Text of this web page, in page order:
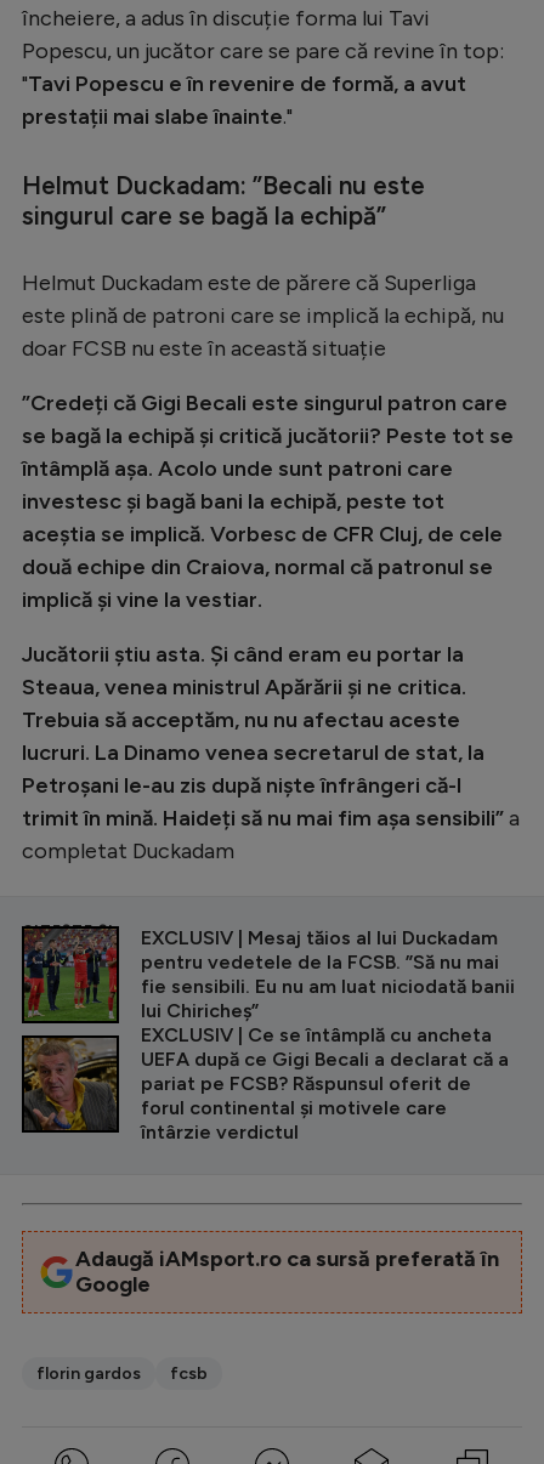
încheiere, a adus în discuție forma lui Tavi
Popescu, un jucător care se pare că revine în top:
"Tavi Popescu e în revenire de formă, a avut
prestații mai slabe înainte."
Helmut Duckadam: ”Becali nu este
singurul care se bagă la echipă”
Helmut Duckadam este de părere că Superliga
este plină de patroni care se implică la echipă, nu
doar FCSB nu este în această situație
”Credeți că Gigi Becali este singurul patron care
se bagă la echipă și critică jucătorii? Peste tot se
întâmplă așa. Acolo unde sunt patroni care
investesc și bagă bani la echipă, peste tot
aceștia se implică. Vorbesc de CFR Cluj, de cele
două echipe din Craiova, normal că patronul se
implică și vine la vestiar.
Jucătorii știu asta. Și când eram eu portar la
Steaua, venea ministrul Apărării și ne critica.
Trebuia să acceptăm, nu nu afectau aceste
lucruri. La Dinamo venea secretarul de stat, la
Petroșani le-au zis după niște înfrângeri că-I
trimit în mină. Haideți să nu mai fim așa sensibili”a
completat Duckadam
CITEȘTE ȘI
EXCLUSIV | Mesaj tăios al lui Duckadam
pentru vedetele de la FCSB. ”Să nu mai
fie sensibili. Eu nu am luat niciodată banii
lui Chiricheș”
EXCLUSIV | Ce se întâmplă cu ancheta
UEFA după ce Gigi Becali a declarat că a
pariat pe FCSB? Răspunsul oferit de
forul continental și motivele care
întârzie verdictul
Adaugă iAMsport.ro ca sursă preferată în
Google
florin gardos fcsb